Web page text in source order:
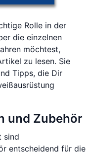
Rolle in der
die einzelnen
möchtest,
zu lesen. Sie
Tipps, die Dir
und Zubehör
sind
entscheidend für die